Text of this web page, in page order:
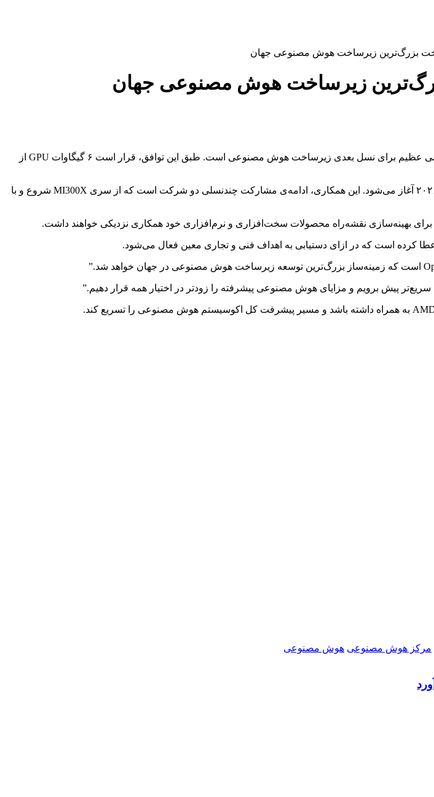
شرکت AMD و OpenAI از آغاز شراکت استراتژیک جدیدی خبر دادند که هدف آن تأمین توان پردازشی عظیم برای نسل بعدی زیرساخت هوش مصنوعی است. طبق این توافق، قرار است ۶ گیگاوات GPU از
مرحله نخست این طرح شامل استقرار ۱ گیگاوات از تراشه‌های MI450 است که از نیمه دوم سال ۲۰۲۶ آغاز می‌شود. این همکاری، ادامه‌ی مشارکت چند‌نسلی دو شرکت است که از سری MI300X شروع و با
مرکز هوش مصنوعی هوش مصنوعی